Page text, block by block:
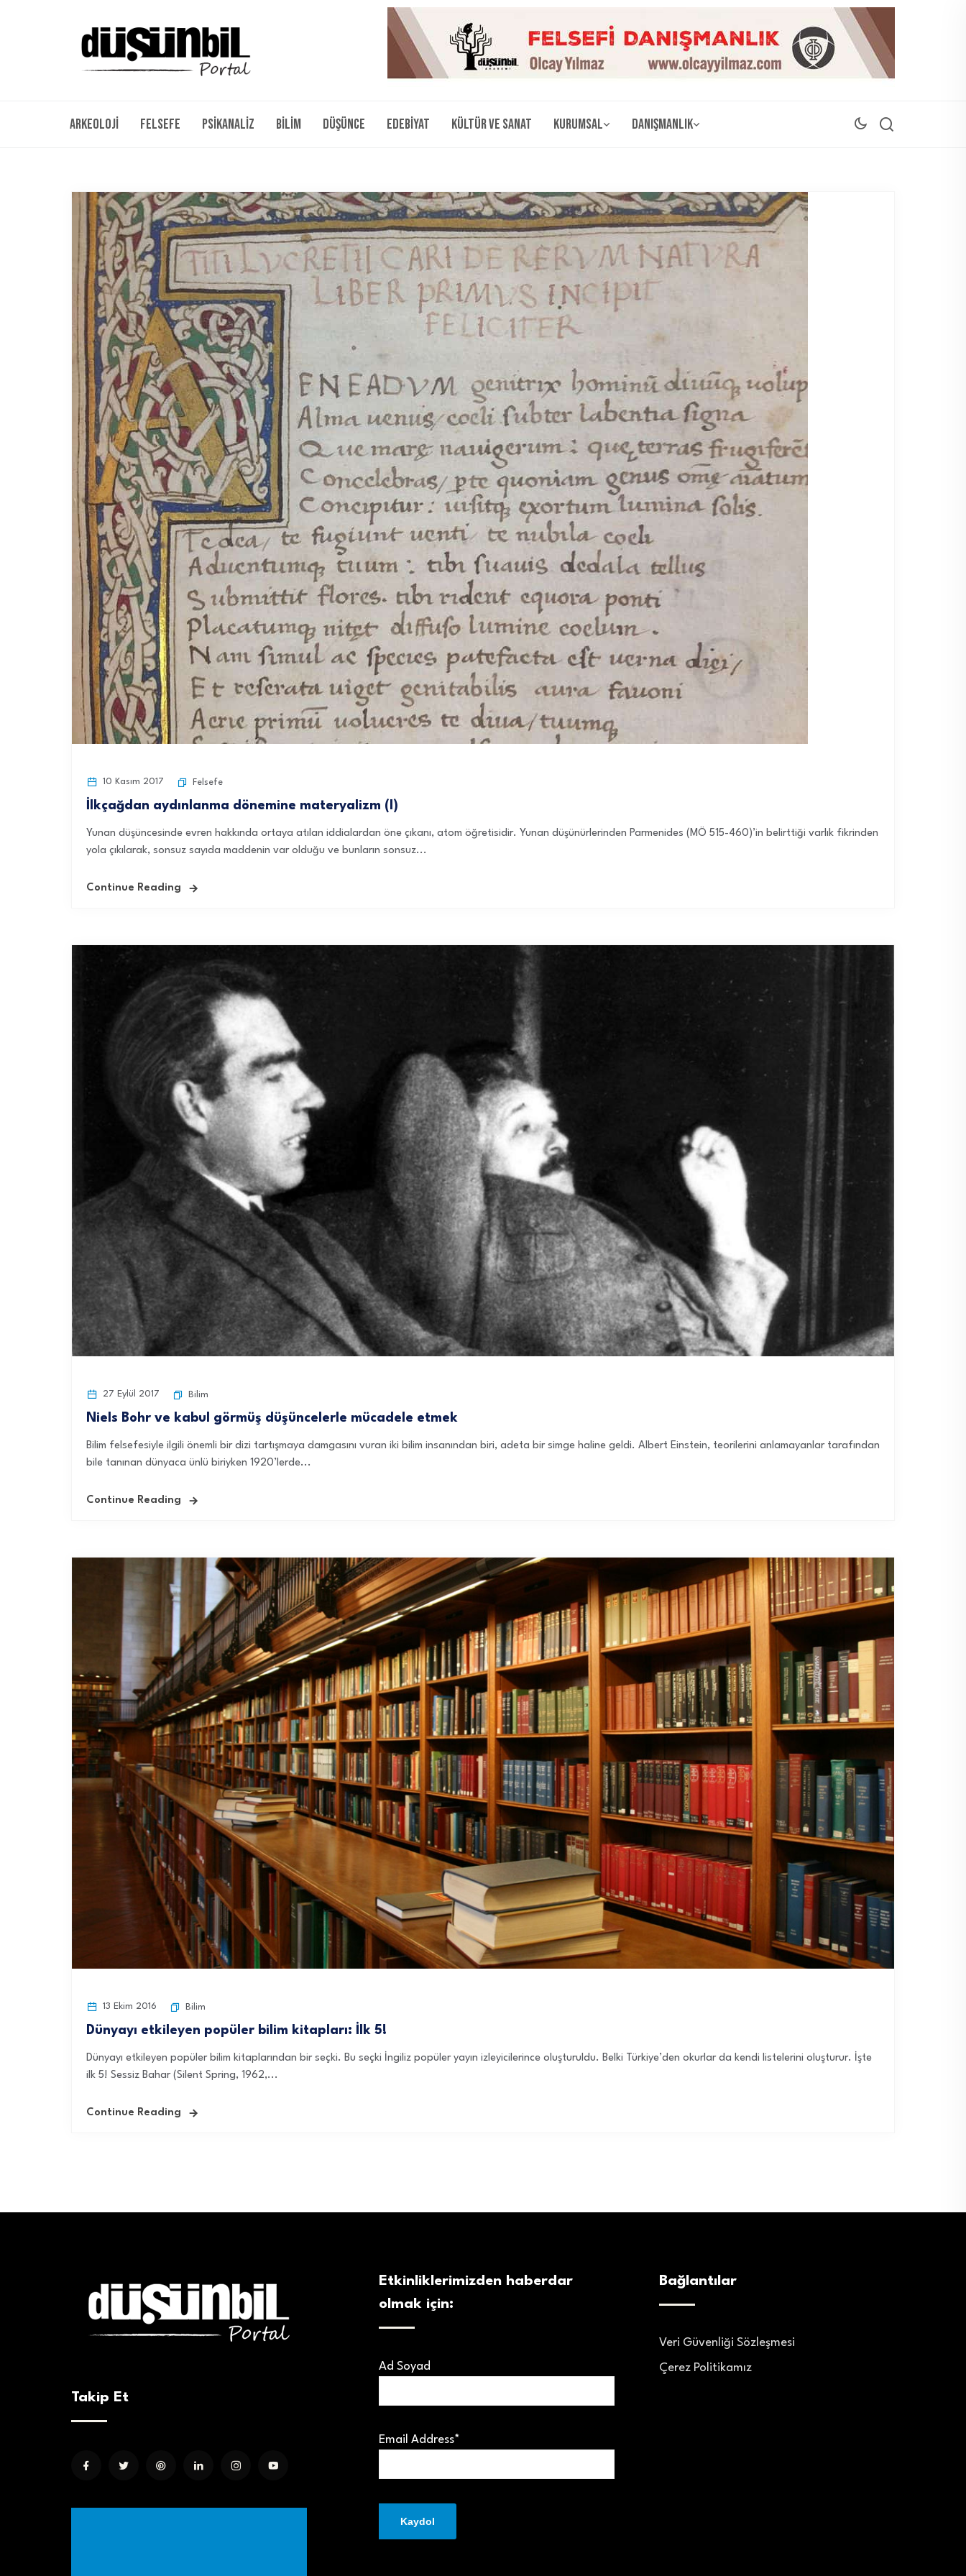
Arkeoloji Felsefe Psikanaliz Bilim Düşünce Edebiyat Kültür ve Sanat Kurumsal Danışmanlık
10 Kasım 2017 Felsefe
İlkçağdan aydınlanma dönemine materyalizm (I)
Yunan düşüncesinde evren hakkında ortaya atılan iddialardan öne çıkanı, atom öğretisidir. Yunan düşünürlerinden Parmenides (MÖ 515-460)’in belirttiği varlık fikrinden
yola çıkılarak, sonsuz sayıda maddenin var olduğu ve bunların sonsuz...
Continue Reading
27 Eylül 2017 Bilim
Niels Bohr ve kabul görmüş düşüncelerle mücadele etmek
Bilim felsefesiyle ilgili önemli bir dizi tartışmaya damgasını vuran iki bilim insanından biri, adeta bir simge haline geldi. Albert Einstein, teorilerini anlamayanlar tarafından
bile tanınan dünyaca ünlü biriyken 1920’lerde...
Continue Reading
13 Ekim 2016 Bilim
Dünyayı etkileyen popüler bilim kitapları: İlk 5!
Dünyayı etkileyen popüler bilim kitaplarından bir seçki. Bu seçki İngiliz popüler yayın izleyicilerince oluşturuldu. Belki Türkiye’den okurlar da kendi listelerini oluşturur. İşte
ilk 5! Sessiz Bahar (Silent Spring, 1962,...
Continue Reading
Takip Et
Etkinliklerimizden haberdar
olmak için:
Ad Soyad
Email Address*
Bağlantılar
Veri Güvenliği Sözleşmesi
Çerez Politikamız